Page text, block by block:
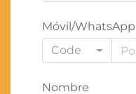
Móvil/WhatsApp
Code
Nombre